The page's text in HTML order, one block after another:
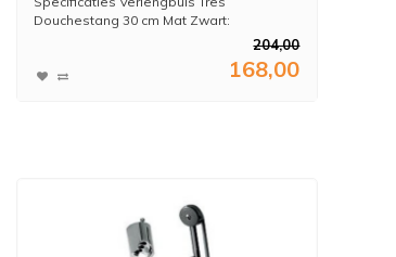
Douchestang 30 cm Mat Zwart:
204,00
168,00